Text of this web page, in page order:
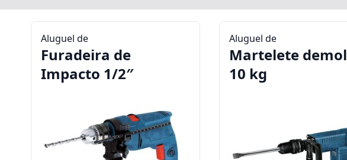
Aluguel de
Furadeira de
Impacto 1/2″
Aluguel de
Martelete
10 kg